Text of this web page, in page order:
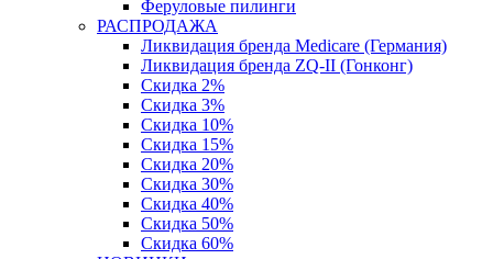
Феруловые пилинги
РАСПРОДАЖА
Ликвидация бренда Medicare (Германия)
Ликвидация бренда ZQ-II (Гонконг)
Скидка 2%
Скидка 3%
Скидка 10%
Скидка 15%
Скидка 20%
Скидка 30%
Скидка 40%
Скидка 50%
Скидка 60%